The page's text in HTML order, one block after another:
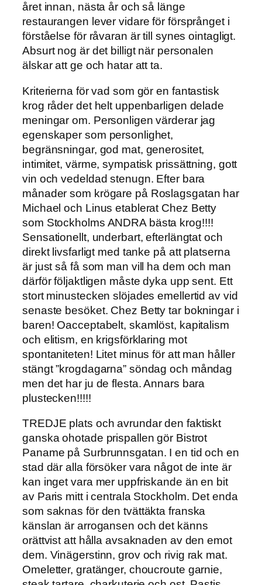
året innan, nästa år och så länge
restaurangen lever vidare för försprånget i
förståelse för råvaran är till synes ointagligt.
Absurt nog är det billigt när personalen
älskar att ge och hatar att ta.
Kriterierna för vad som gör en fantastisk
krog råder det helt uppenbarligen delade
meningar om. Personligen värderar jag
egenskaper som personlighet,
begränsningar, god mat, generositet,
intimitet, värme, sympatisk prissättning, gott
vin och vedeldad stenugn. Efter bara
månader som krögare på Roslagsgatan har
Michael och Linus etablerat Chez Betty
som Stockholms ANDRA bästa krog!!!!
Sensationellt, underbart, efterlängtat och
direkt livsfarligt med tanke på att platserna
är just så få som man vill ha dem och man
därför följaktligen måste dyka upp sent. Ett
stort minustecken slöjades emellertid av vid
senaste besöket. Chez Betty tar bokningar i
baren! Oacceptabelt, skamlöst, kapitalism
och elitism, en krigsförklaring mot
spontaniteten! Litet minus för att man håller
stängt ”krogdagarna” söndag och måndag
men det har ju de flesta. Annars bara
plustecken!!!!!
TREDJE plats och avrundar den faktiskt
ganska ohotade prispallen gör Bistrot
Paname på Surbrunnsgatan. I en tid och en
stad där alla försöker vara något de inte är
kan inget vara mer uppfriskande än en bit
av Paris mitt i centrala Stockholm. Det enda
som saknas för den tvättäkta franska
känslan är arrogansen och det känns
orättvist att hålla avsaknaden av den emot
dem. Vinägerstinn, grov och rivig rak mat.
Omeletter, gratänger, choucroute garnie,